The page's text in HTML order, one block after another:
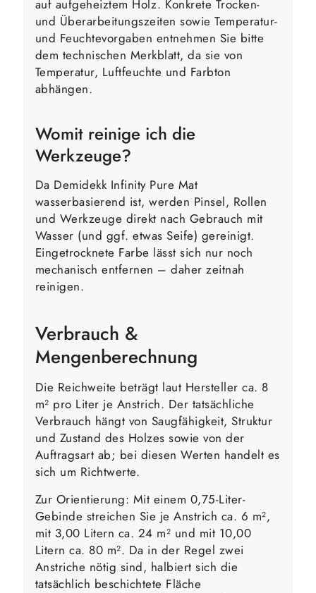
auf aufgeheiztem Holz. Konkrete Trocken-
und Überarbeitungszeiten sowie Temperatur-
und Feuchtevorgaben entnehmen Sie bitte
dem technischen Merkblatt, da sie von
Temperatur, Luftfeuchte und Farbton
abhängen.
Womit reinige ich die
Werkzeuge?
Da Demidekk Infinity Pure Mat
wasserbasierend ist, werden Pinsel, Rollen
und Werkzeuge direkt nach Gebrauch mit
Wasser (und ggf. etwas Seife) gereinigt.
Eingetrocknete Farbe lässt sich nur noch
mechanisch entfernen – daher zeitnah
reinigen.
Verbrauch &
Mengenberechnung
Die Reichweite beträgt laut Hersteller ca. 8
m² pro Liter je Anstrich. Der tatsächliche
Verbrauch hängt von Saugfähigkeit, Struktur
und Zustand des Holzes sowie von der
Auftragsart ab; bei diesen Werten handelt es
sich um Richtwerte.
Zur Orientierung: Mit einem 0,75-Liter-
Gebinde streichen Sie je Anstrich ca. 6 m²,
mit 3,00 Litern ca. 24 m² und mit 10,00
Litern ca. 80 m². Da in der Regel zwei
Anstriche nötig sind, halbiert sich die
tatsächlich beschichtete Fläche